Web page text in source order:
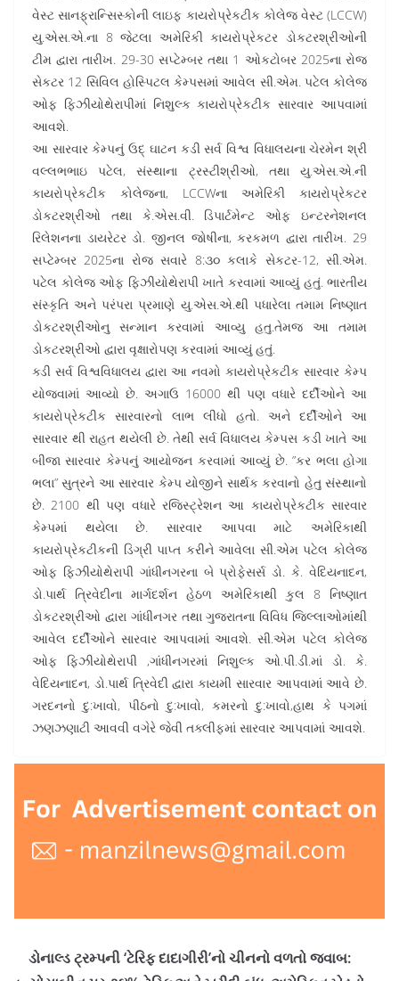
વેસ્ટ સાનફ્રાન્સિસ્કોની લાઇફ કાયરોપ્રેકટીક કોલેજ વેસ્ટ (LCCW)
યુ.એસ.એ.ના 8 જેટલા અમેરિકી કાયરોપ્રેકટર ડોકટરશ્રીઓની
ટીમ દ્વારા તારીખ. 29-30 સપ્ટેમ્બર તથા 1 ઓકટોબર 2025ના રોજ
સેકટર 12 સિવિલ હોસ્પિટલ કેમ્પસમાં આવેલ સી.એમ. પટેલ કોલેજ
ઓફ ફિઝીયોથેરાપીમાં નિશુલ્ક કાયરોપ્રેકટીક સારવાર આપવામાં
આવશે.
આ સારવાર કેમ્પનું ઉદ્ ઘાટન કડી સર્વ વિશ્વ વિધાલયના ચેરમેન શ્રી
વલ્લભભાઇ પટેલ, સંસ્થાના ટ્રસ્ટીશ્રીઓ, તથા યુ.એસ.એ.ની
કાયરોપ્રેકટીક કોલેજના, LCCWના અમેરિકી કાયરોપ્રેકટર
ડોકટરશ્રીઓ તથા કે.એસ.વી. ડિપાર્ટમેન્ટ ઓફ ઇન્ટરનેશનલ
રિલેશનના ડાયરેટર ડો. જીનલ જોષીના, કરકમળ દ્વારા તારીખ. 29
સપ્ટેમ્બર 2025ના રોજ સવારે 8:૩૦ કલાકે સેકટર-12, સી.એમ.
પટેલ કોલેજ ઓફ ફિઝીયોથેરાપી ખાતે કરવામાં આવ્યું હતું. ભારતીય
સંસ્કૃતિ અને પરંપરા પ્રમાણે યુ.એસ.એ.થી પધારેલા તમામ નિષ્ણાત
ડોકટરશ્રીઓનુ સન્માન કરવામાં આવ્યુ હતુ.તેમજ આ તમામ
ડોકટરશ્રીઓ દ્વારા વૃક્ષારોપણ કરવામાં આવ્યું હતું.
ક્ડી સર્વ વિશ્વવિધાલય દ્વારા આ નવમો કાયરોપ્રેકટીક સારવાર કેમ્પ
યોજવામાં આવ્યો છે. અગાઉ 16000 થી પણ વધારે દર્દીઓને આ
કાયરોપ્રેકટીક સારવારનો લાભ લીધો હતો. અને દર્દીઓને આ
સારવાર થી રાહત થયેલી છે. તેથી સર્વ વિધાલય કેમ્પસ કડી ખાતે આ
બીજા સારવાર કેમ્પનું આયોજન કરવામાં આવ્યું છે. ”કર ભલા હોગા
ભલા” સુત્રને આ સારવાર કેમ્પ યોજીને સાર્થક કરવાનો હેતુ સંસ્થાનો
છે. 2100 થી પણ વધારે રજિસ્ટ્રેશન આ કાયરોપ્રેકટીક સારવાર
કેમ્પમાં થયેલા છે. સારવાર આપવા માટે અમેરિકાથી
કાયરોપ્રેકટીકની ડિગ્રી પાપ્ત કરીને આવેલા સી.એમ પટેલ કોલેજ
ઓફ ફિઝીયોથેરાપી ગાંધીનગરના બે પ્રોફેસર્સ ડો. કે. વેદિયનાદન,
ડો.પાર્થ ત્રિવેદીના માર્ગદર્શન હેઠળ અમેરિકાથી કુલ 8 નિષ્ણાત
ડોકટરશ્રીઓ દ્વારા ગાંધીનગર તથા ગુજરાતના વિવિધ જિલ્લાઓમાંથી
આવેલ દર્દીઓને સારવાર આપવામાં આવશે. સી.એમ પટેલ કોલેજ
ઓફ ફિઝીયોથેરાપી ,ગાંધીનગરમાં નિશુલ્ક ઓ.પી.ડી.માં ડો. કે.
વેદિયનાદન, ડો.પાર્થ ત્રિવેદી દ્વારા કાયમી સારવાર આપવામાં આવે છે.
ગરદનનો દુ:ખાવો, પીઠનો દુ:ખાવો, કમરનો દુ:ખાવો,હાથ કે પગમાં
ઝણઝણાટી આવવી વગેરે જેવી તક્લીફમાં સારવાર આપવામાં આવશે.
ડોનાલ્ડ ટ્રમ્પની ‘ટેરિફ દાદાગીરી’નો ચીનનો વળતો જવાબ: